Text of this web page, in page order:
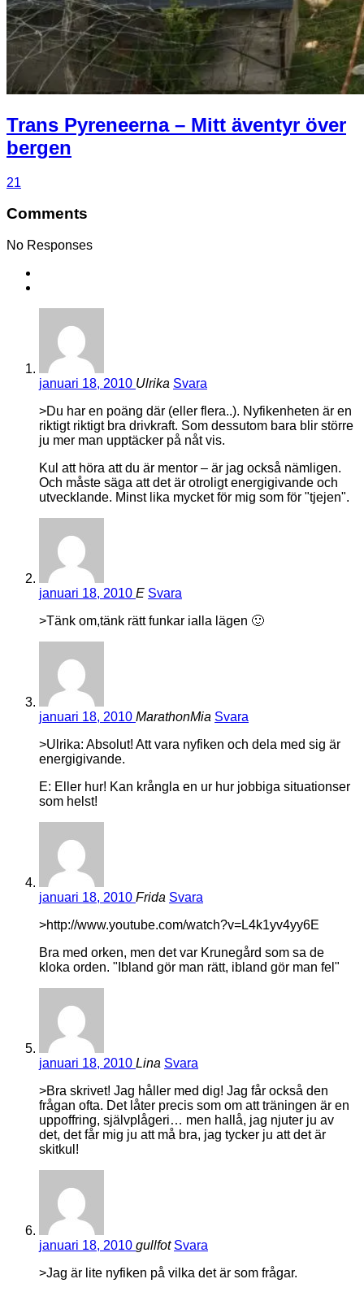
Trans Pyreneerna – Mitt äventyr över
bergen
21
Comments
No Responses
januari 18, 2010 Ulrika Svara
>Du har en poäng där (eller flera..). Nyfikenheten är en
riktigt riktigt bra drivkraft. Som dessutom bara blir större
ju mer man upptäcker på nåt vis.
Kul att höra att du är mentor – är jag också nämligen.
Och måste säga att det är otroligt energigivande och
utvecklande. Minst lika mycket för mig som för "tjejen".
januari 18, 2010 E Svara
>Tänk om,tänk rätt funkar ialla lägen 🙂
januari 18, 2010 MarathonMia Svara
>Ulrika: Absolut! Att vara nyfiken och dela med sig är
energigivande.
E: Eller hur! Kan krångla en ur hur jobbiga situationser
som helst!
januari 18, 2010 Frida Svara
>http://www.youtube.com/watch?v=L4k1yv4yy6E
Bra med orken, men det var Krunegård som sa de
kloka orden. "Ibland gör man rätt, ibland gör man fel"
januari 18, 2010 Lina Svara
>Bra skrivet! Jag håller med dig! Jag får också den
frågan ofta. Det låter precis som om att träningen är en
uppoffring, självplågeri… men hallå, jag njuter ju av
det, det får mig ju att må bra, jag tycker ju att det är
skitkul!
januari 18, 2010 gullfot Svara
>Jag är lite nyfiken på vilka det är som frågar.